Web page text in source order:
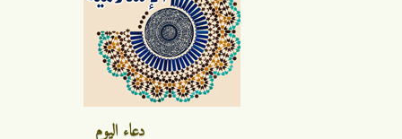
دعاء اليوم